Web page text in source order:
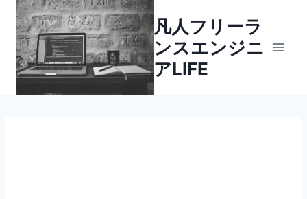
凡人フリーラ
ンスエンジニ
アLIFE